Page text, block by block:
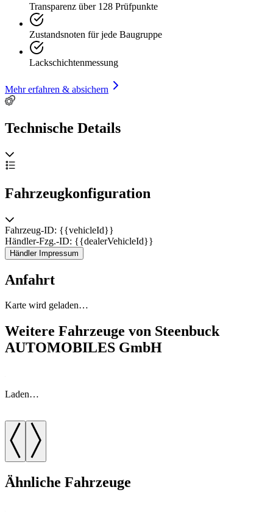
Transparenz über 128 Prüfpunkte
Zustandsnoten für jede Baugruppe
Lackschichtenmessung
Mehr erfahren & absichern
Technische Details
Fahrzeugkonfiguration
Fahrzeug-ID: {{vehicleId}}
Händler-Fzg.-ID: {{dealerVehicleId}}
Händler Impressum
Anfahrt
Karte wird geladen…
Weitere Fahrzeuge von Steenbuck
AUTOMOBILES GmbH
Laden…
Ähnliche Fahrzeuge